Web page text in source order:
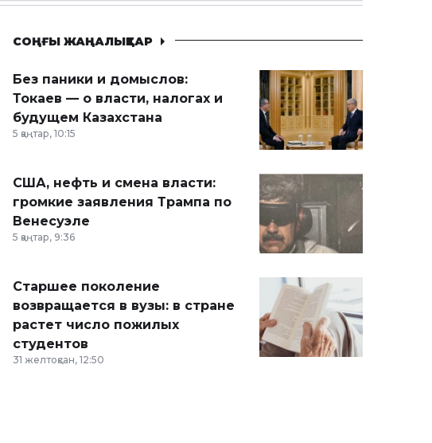
СОҢҒЫ ЖАҢАЛЫҚТАР
Без паники и домыслов:
Токаев — о власти, налогах и
будущем Казахстана
5 қаңтар, 10:15
США, нефть и смена власти:
громкие заявления Трампа по
Венесуэле
5 қаңтар, 9:36
Старшее поколение
возвращается в вузы: в стране
растет число пожилых
студентов
31 желтоқсан, 12:50